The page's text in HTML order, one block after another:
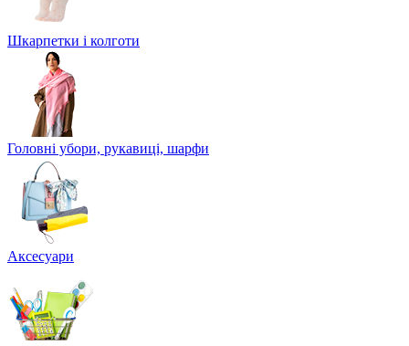
Шкарпетки і колготи
Головні убори, рукавиці, шарфи
Аксесуари